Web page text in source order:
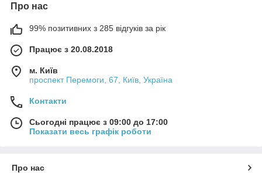
Про нас
99% позитивних з 285 відгуків за рік
Працює з 20.08.2018
м. Київ
проспект Перемоги, 67, Київ, Україна
Контакти
Сьогодні працює з 09:00 до 17:00
Показати весь графік роботи
Про нас